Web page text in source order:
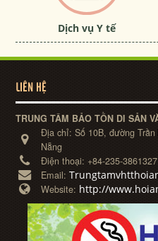
Dịch vụ Y tế
LIÊN HỆ
TRUNG TÂM BẢO TỒN DI SẢN
Địa chỉ:Số 10B, đường
Nẵng
Điện thoại: +84-235-3861327
Email:
Website: http://